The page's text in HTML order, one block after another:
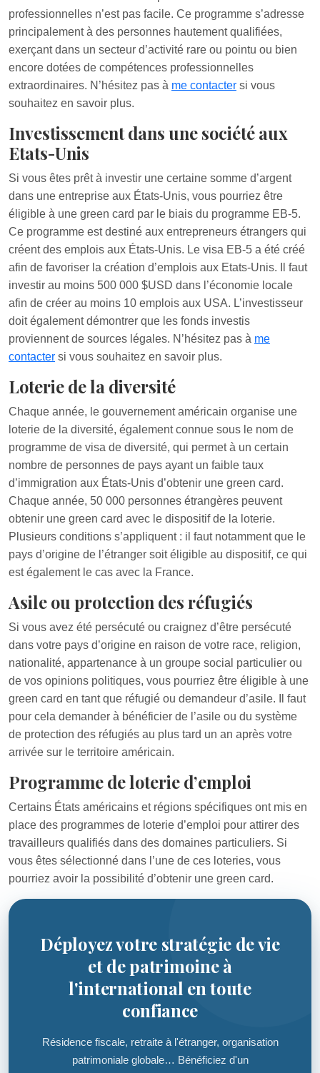
professionnelles n’est pas facile. Ce programme s’adresse
principalement à des personnes hautement qualifiées,
exerçant dans un secteur d’activité rare ou pointu ou bien
encore dotées de compétences professionnelles
extraordinaires. N’hésitez pas à me contacter si vous
souhaitez en savoir plus.
Investissement dans une société aux
Etats-Unis
Si vous êtes prêt à investir une certaine somme d’argent
dans une entreprise aux États-Unis, vous pourriez être
éligible à une green card par le biais du programme EB-5.
Ce programme est destiné aux entrepreneurs étrangers qui
créent des emplois aux États-Unis. Le visa EB-5 a été créé
afin de favoriser la création d’emplois aux Etats-Unis. Il faut
investir au moins 500 000 $USD dans l’économie locale
afin de créer au moins 10 emplois aux USA. L’investisseur
doit également démontrer que les fonds investis
proviennent de sources légales. N’hésitez pas à me
contacter si vous souhaitez en savoir plus.
Loterie de la diversité
Chaque année, le gouvernement américain organise une
loterie de la diversité, également connue sous le nom de
programme de visa de diversité, qui permet à un certain
nombre de personnes de pays ayant un faible taux
d’immigration aux États-Unis d’obtenir une green card.
Chaque année, 50 000 personnes étrangères peuvent
obtenir une green card avec le dispositif de la loterie.
Plusieurs conditions s’appliquent : il faut notamment que le
pays d’origine de l’étranger soit éligible au dispositif, ce qui
est également le cas avec la France.
Asile ou protection des réfugiés
Si vous avez été persécuté ou craignez d’être persécuté
dans votre pays d’origine en raison de votre race, religion,
nationalité, appartenance à un groupe social particulier ou
de vos opinions politiques, vous pourriez être éligible à une
green card en tant que réfugié ou demandeur d’asile. Il faut
pour cela demander à bénéficier de l’asile ou du système
de protection des réfugiés au plus tard un an après votre
arrivée sur le territoire américain.
Programme de loterie d’emploi
Certains États américains et régions spécifiques ont mis en
place des programmes de loterie d’emploi pour attirer des
travailleurs qualifiés dans des domaines particuliers. Si
vous êtes sélectionné dans l’une de ces loteries, vous
pourriez avoir la possibilité d’obtenir une green card.
Déployez votre stratégie de vie
et de patrimoine à
l'international en toute
confiance
Résidence fiscale, retraite à l'étranger, organisation
patrimoniale globale… Bénéficiez d'un